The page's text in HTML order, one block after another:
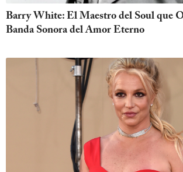
Barry White: El Maestro del Soul que
Banda Sonora del Amor Eterno